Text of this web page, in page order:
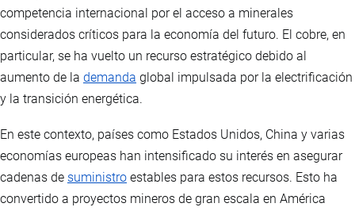
competencia internacional por el acceso a minerales
considerados críticos para la economía del futuro. El cobre, en
particular, se ha vuelto un recurso estratégico debido al
aumento de la demanda global impulsada por la electrificación
y la transición energética.
En este contexto, países como Estados Unidos, China y varias
economías europeas han intensificado su interés en asegurar
cadenas de suministro estables para estos recursos. Esto ha
convertido a proyectos mineros de gran escala en América